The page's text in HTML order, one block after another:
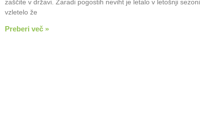
zaščite v državi. Zaradi pogostih neviht je letalo v letošnji sezoni
vzletelo že
Preberi več »